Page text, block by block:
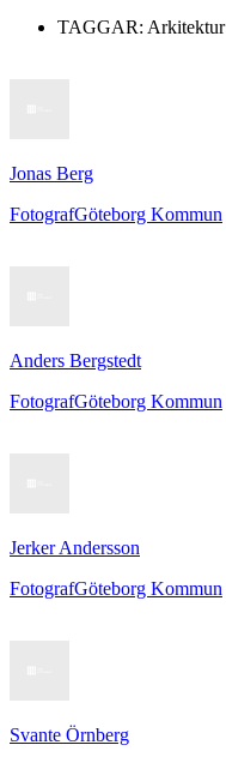
TAGGAR: Arkitektur
Jonas Berg
FotografGöteborg Kommun
Anders Bergstedt
FotografGöteborg Kommun
Jerker Andersson
FotografGöteborg Kommun
Svante Örnberg